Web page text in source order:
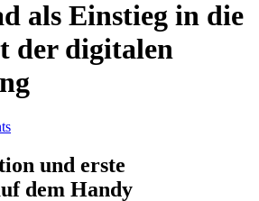
als Einstieg in die
der digitalen
und erste
dem Handy